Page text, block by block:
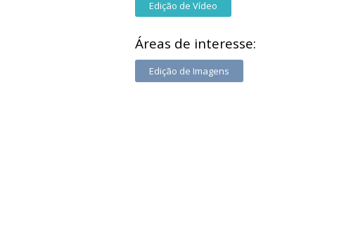
Edição de Vídeo
Áreas de interesse:
Edição de Imagens